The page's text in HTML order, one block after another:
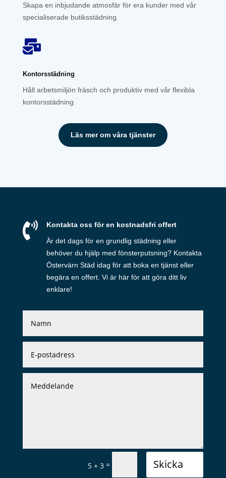
Skapa en inbjudande atmosfär för era kunder med vår
specialiserade butiksstädning.

Kontorsstädning
Håll arbetsmiljön fräsch och produktiv med vår flexibla
kontorsstädning.
Läs mer om våra tjänster

Kontakta oss för en kostnadsfri offert
Är det dags för en grundlig städning eller
behöver du hjälp med fönsterputsning? Kontakta
Östervärn Städ idag för att boka en tjänst eller
begära en offert. Vi är här för att göra ditt liv
enklare!
5 + 3 = Skicka